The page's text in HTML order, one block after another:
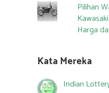
Pilihan
Harga
Kata Mereka
Indian